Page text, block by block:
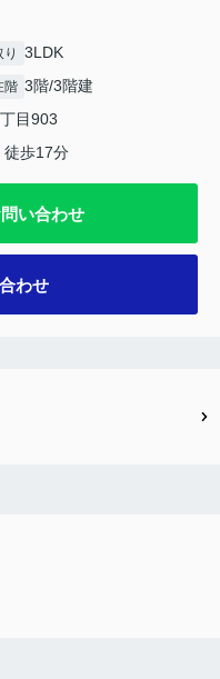
り 3LDK
階 3階/3階建
目903
徒歩17分
い合わせ
わせ